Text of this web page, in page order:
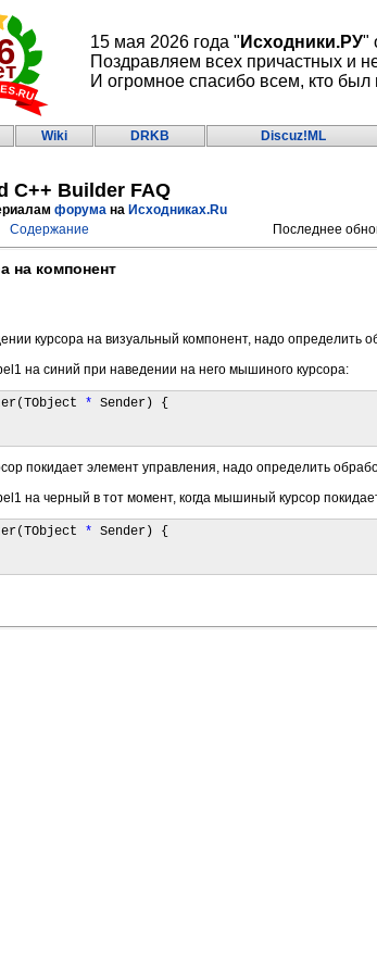
15 мая 2026 года " Исходники.РУ"
Поздравляем всех причастных и
И огромное спасибо всем, кто был
Wiki DRKB Discuz!ML
C++ Builder FAQ
форумана Исходниках.Ru
Содержание
Последнее
на компонент
курсора на визуальный компонент, надо определить
на синий при наведении на него мышиного курсора:
* Sender) {
покидает элемент управления, надо определить
на черный в тот момент, когда мышиный курсор
* Sender) {